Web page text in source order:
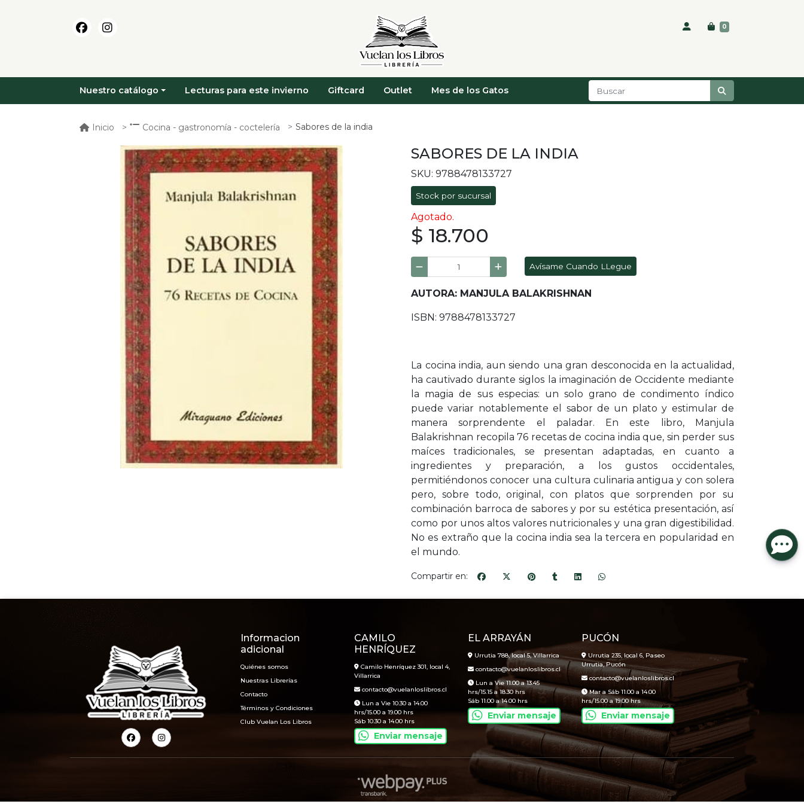
0
Nuestro catálogo Lecturas para este invierno Giftcard Outlet Mes de los Gatos
Inicio Cocina - gastronomía - coctelería Sabores de la india
SABORES DE LA INDIA
SKU: 9788478133727
Stock por sucursal
Agotado.
$ 18.700
Avísame Cuando LLegue
AUTORA: MANJULA BALAKRISHNAN
ISBN: 9788478133727
La cocina india, aun siendo una gran desconocida en la actualidad,
ha cautivado durante siglos la imaginación de Occidente mediante
la magia de sus especias: un solo grano de condimento índico
puede variar notablemente el sabor de un plato y estimular de
manera sorprendente el paladar. En este libro, Manjula
Balakrishnan recopila 76 recetas de cocina india que, sin perder sus
maíces tradicionales, se presentan adaptadas, en cuanto a
ingredientes y preparación, a los gustos occidentales,
permitiéndonos conocer una cultura culinaria antigua y con solera
pero, sobre todo, original, con platos que sorprenden por su
combinación barroca de sabores y por su estética presentación, así
como por unos altos valores nutricionales y una gran digestibilidad.
No es extraño que la cocina india sea la tercera en popularidad en
el mundo.
Compartir en:
Informacion
adicional
Quiénes somos
Nuestras Librerías
Contacto
Términos y Condiciones
Club Vuelan Los Libros
CAMILO
HENRÍQUEZ
Camilo Henríquez 301, local 4,
Villarrica
contacto@vuelanloslibros.cl
Lun a Vie 10.30 a 14.00
hrs/15.00 a 19.00 hrs
Sáb 10.30 a 14.00 hrs
Enviar mensaje
EL ARRAYÁN
Urrutia 788, local 5, Villarrica
contacto@vuelanloslibros.cl
Lun a Vie 11.00 a 13.45
hrs/15.15 a 18.30 hrs
Sáb 11.00 a 14.00 hrs
Enviar mensaje
PUCÓN
Urrutia 235, local 6, Paseo
Urrutia, Pucón
contacto@vuelanloslibros.cl
Mar a Sáb 11.00 a 14.00
hrs/15.00 a 19.00 hrs
Enviar mensaje